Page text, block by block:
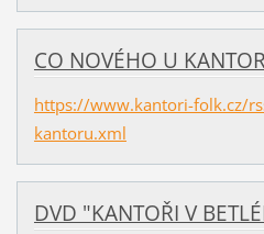
CO NOVÉHO U
https://www.kantori-folk.cz/
kantoru.xml
DVD "KANTOŘI V